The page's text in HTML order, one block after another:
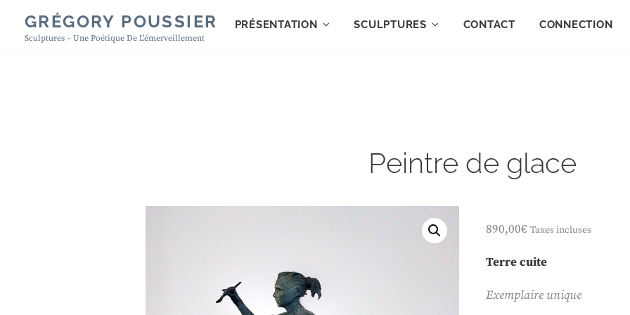
GRÉGORY POUSSIER
Sculptures – Une Poétique De L'émerveillement
PRÉSENTATION SCULPTURES CONTACT CONNECTION
Peintre de glace
890,00€ Taxes incluses
Terre cuite
Exemplaire unique